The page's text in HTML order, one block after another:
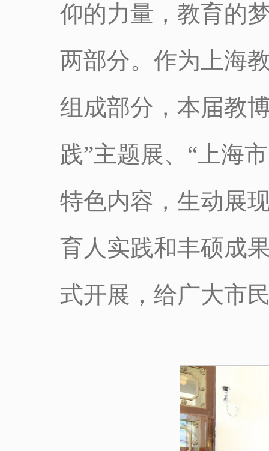
仰的力量，教育的
两部分。作为上海
组成部分，本届教
践”主题展、“上海
特色内容，生动展
育人实践和丰硕成
式开展，给广大市